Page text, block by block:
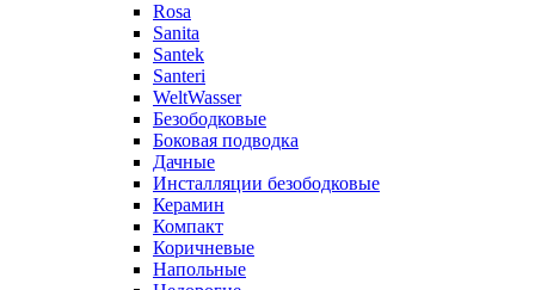
Rosa
Sanita
Santek
Santeri
WeltWasser
Безободковые
Боковая подводка
Дачные
Инсталляции безободковые
Керамин
Компакт
Коричневые
Напольные